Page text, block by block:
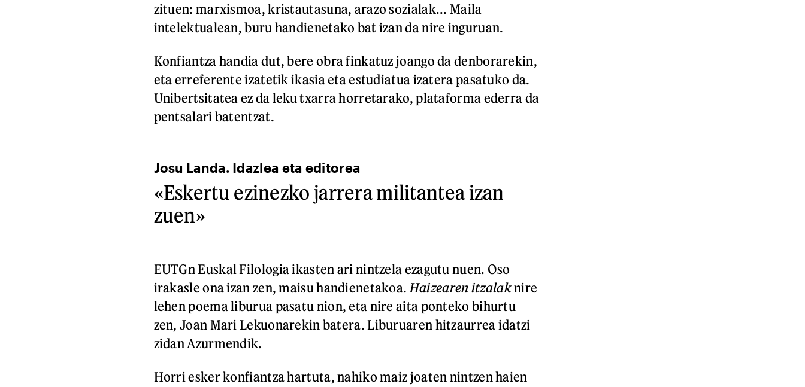
zituen: marxismoa, kristautasuna, arazo sozialak... Maila
intelektualean, buru handienetako bat izan da nire inguruan.
Konfiantza handia dut, bere obra finkatuz joango da denborarekin,
eta erreferente izatetik ikasia eta estudiatua izatera pasatuko da.
Unibertsitatea ez da leku txarra horretarako, plataforma ederra da
pentsalari batentzat.
Josu Landa. Idazlea eta editorea
«Eskertu ezinezko jarrera militantea izan
zuen»
EUTGn Euskal Filologia ikasten ari nintzela ezagutu nuen. Oso
irakasle ona izan zen, maisu handienetakoa. Haizearen itzalaknire
lehen poema liburua pasatu nion, eta nire aita ponteko bihurtu
zen, Joan Mari Lekuonarekin batera. Liburuaren hitzaurrea idatzi
zidan Azurmendik.
Horri esker konfiantza hartuta, nahiko maiz joaten nintzen haien